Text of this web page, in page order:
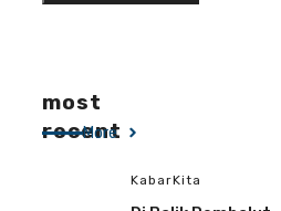
most
recent
More
KabarKita